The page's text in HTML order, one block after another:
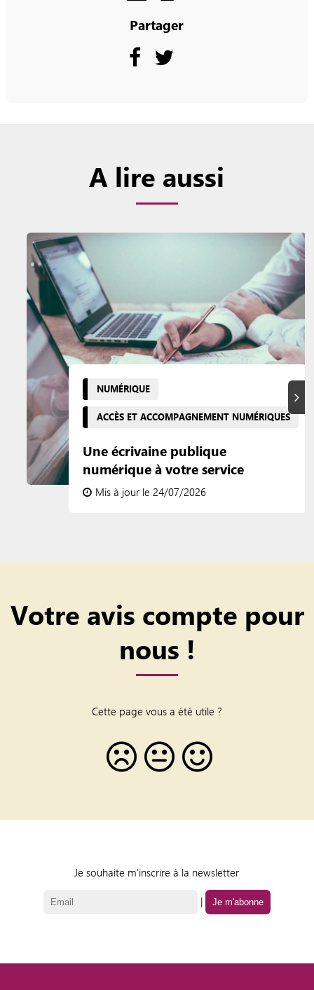
Partager
A lire aussi
NUMÉRIQUE
ACCÈS ET ACCOMPAGNEMENT NUMÉRIQUES
Une écrivaine publique
numérique à votre service
Mis à jour le 24/07/2026
Votre avis compte pour
nous !
Cette page vous a été utile ?
Je souhaite m'inscrire à la newsletter
|